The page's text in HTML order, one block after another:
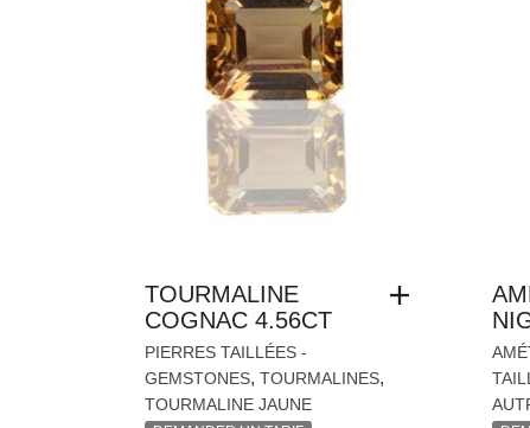
TOURMALINE
COGNAC 4.56CT
PIERRES TAILLÉES -
GEMSTONES, TOURMALINES,
TOURMALINE JAUNE